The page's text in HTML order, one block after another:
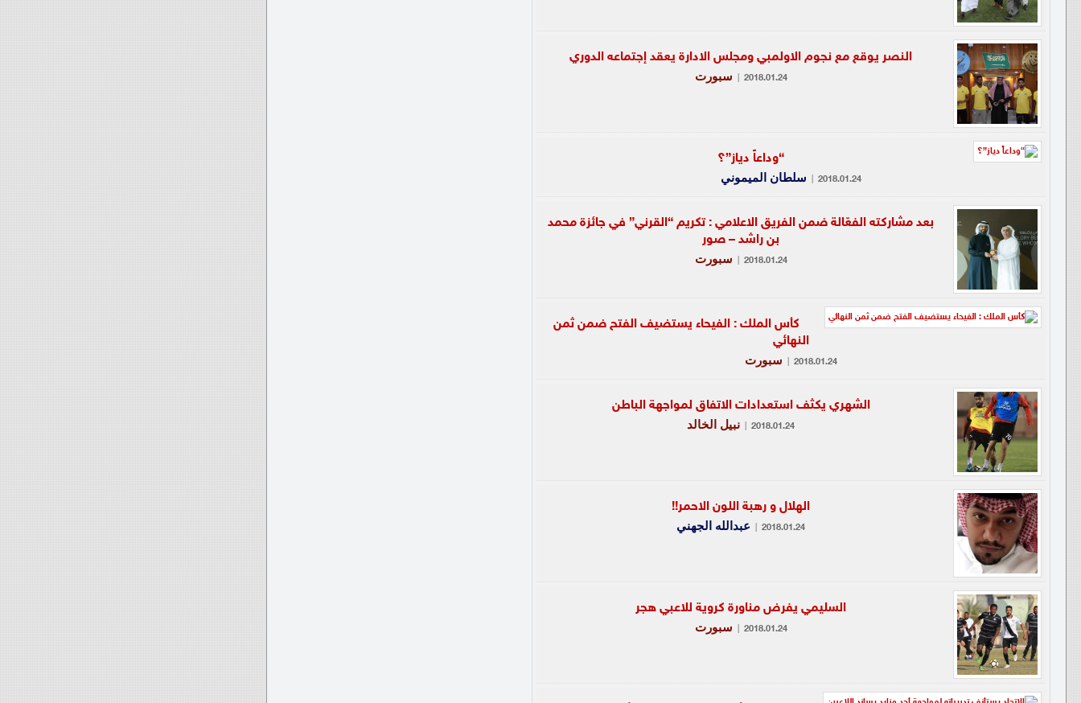
النصر يوقع مع نجوم الاولمبي ومجلس الادارة يعقد إجتماعه الدوري
2018.01.24 سبورت
“وداعاً دياز”؟
2018.01.24 سلطان الميموني
بعد مشاركته الفعّالة ضمن الفريق الاعلامي : تكريم “القرني” في جائزة محمد
بن راشد – صور
2018.01.24 سبورت
كأس الملك : الفيحاء يستضيف الفتح ضمن ثمن
النهائي
2018.01.24 سبورت
الشهري يكثف استعدادات الاتفاق لمواجهة الباطن
2018.01.24 نبيل الخالد
الهلال و رهبة اللون الاحمر!!
2018.01.24 عبدالله الجهني
السليمي يفرض مناورة كروية للاعبي هجر
2018.01.24 سبورت